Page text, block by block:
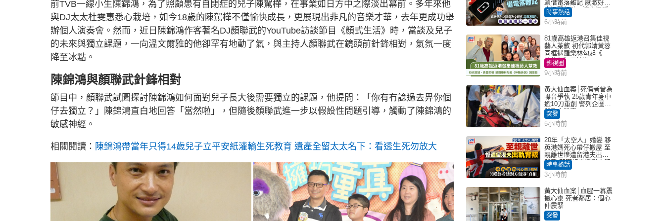
t
d
:
3
4
.
1
%
a
i
g
T
m
u
e
-
n
-
P
i
c
s
c
r
e
n
前TVB一線小生陳錦鴻，為了照顧患有自閉症的兒子陳駕樺，在事業如日方中之際淡出幕前。多年來他
與DJ太太杜雯惠悉心栽培，如今18歲的陳駕樺不僅愉快成長，更展現出非凡的音樂才華，去年更成功舉
辦個人演奏會。然而，近日陳錦鴻作客著名DJ顏聯武的YouTube訪談節目《顏式生活》時，當談及兒子
的未來與獨立課題，一向溫文爾雅的他卻罕有地動了氣，與主持人顏聯武在鏡頭前針鋒相對，氣氛一度
降至冰點。
陳錦鴻與顏聯武針鋒相對
節目中，顏聯武試圖探討陳錦鴻如何面對兒子長大後需要獨立的課題，他提問：「你有冇諗過去畀你個
仔去獨立？」陳錦鴻直白地回答「當然啦」，但隨後顏聯武進一步以假設性問題引導，觸動了陳錦鴻的
敏感神經。
相關閱讀： 陳錦鴻帶當年只得14歲兒子立平安紙灌輸生死教育 遺產全留太太名下：看透生死勿放大
頭借電落難記 感激好心
人溫馨相助：這份溫暖
記一輩子｜Juicy叮
時事熱話
6小時前
81歲高雄返港召集佳視
藝人茶敘 初代郭靖黃蓉
同框遇羅樂林勾起《神
鵰俠侶》回憶殺
影視圈
9小時前
黃大仙血案│死傷者曾為
噪音爭執 25歲青年身中
逾10刀重創 警列企圖謀
殺及自殺案
突發
5小時前
20年「太空人」婚變 移
英港媽死心帶仔搬屋 至
親離世慘遭留港夫出軌
背叛 苦嘆終看透對方留
港「真相」｜Juicy叮
時事熱話
3小時前
黃大仙血案│血腥一幕震
撼心靈 死者鄰居：個心
仲震緊
突發